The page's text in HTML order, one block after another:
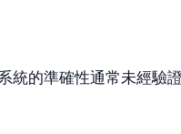
統的準確性通常未經驗